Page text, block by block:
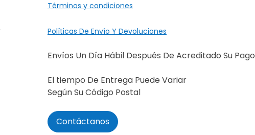
Términos y condiciones
Políticas De Envío Y Devoluciones
Envíos Un Día Hábil Después De Acreditado Su Pago
El tiempo De Entrega Puede Variar
Según Su Código Postal
Contáctanos